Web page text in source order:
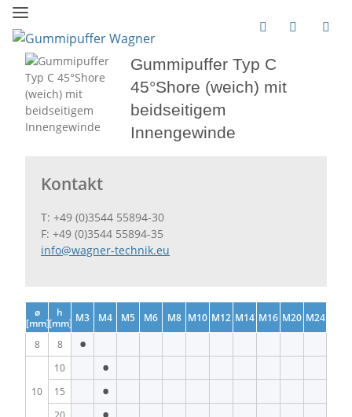
Gummipuffer Typ C
45°Shore (weich) mit
beidseitigem
Innengewinde
Kontakt
T: +49 (0)3544 55894-30
F: +49 (0)3544 55894-35
info@wagner-technik.eu
ø
[mm]
h
[mm] M3 M4 M5 M6 M8 M10 M12 M14 M16 M20 M24
8 8 •
10
10 •
15 •